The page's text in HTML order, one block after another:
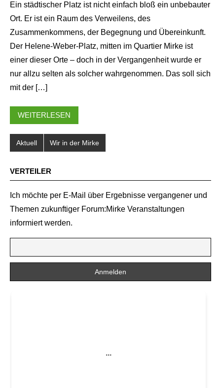
Ein städtischer Platz ist nicht einfach bloß ein unbebauter
Ort. Er ist ein Raum des Verweilens, des
Zusammenkommens, der Begegnung und Übereinkunft.
Der Helene-Weber-Platz, mitten im Quartier Mirke ist
einer dieser Orte – doch in der Vergangenheit wurde er
nur allzu selten als solcher wahrgenommen. Das soll sich
mit der […]
WEITERLESEN
Aktuell Wir in der Mirke
VERTEILER
Ich möchte per E-Mail über Ergebnisse vergangener und
Themen zukunftiger Forum:Mirke Veranstaltungen
informiert werden.